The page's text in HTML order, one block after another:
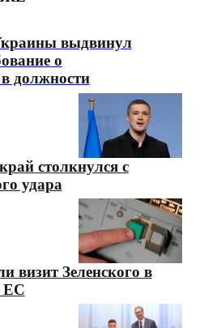
выдвинул
о
должности
столкнулся с
удара
визит Зеленского в
ЕС